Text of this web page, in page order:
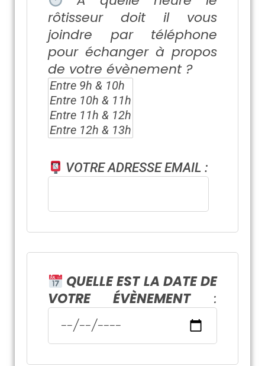
rôtisseur doit il vous
joindre par téléphone
pour échanger à propos
de votre évènement ?
VOTRE ADRESSE EMAIL :
QUELLE EST LA DATE DE
VOTRE ÉVÈNEMENT: